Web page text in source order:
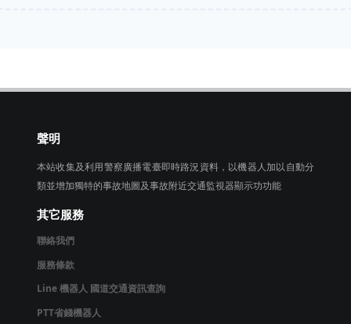
聲明
本站收集及利用警察廣播電臺即時路況資料，以機器人加以自動分
類並增加獨特的事故地圖及事故附近交通監視器顯示功功能
其它服務
聯絡我們
服務條款
Line 機器人 國道交通資訊查詢
PTT省錢機器人